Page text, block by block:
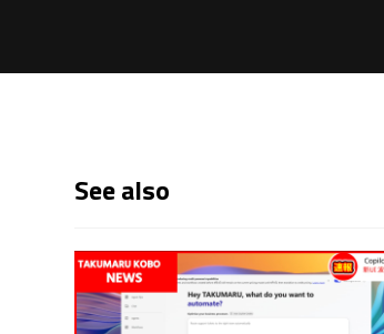
See also